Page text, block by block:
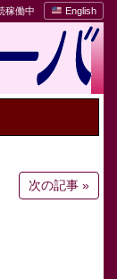
稼働中 English
次の記事 »